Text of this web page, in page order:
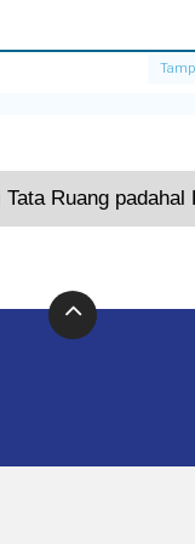
Kepsek
SMA/SMK
Ruang padahal